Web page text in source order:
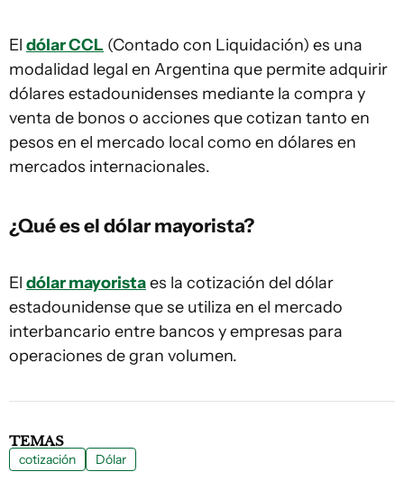
El dólar CCL (Contado con Liquidación) es una
modalidad legal en Argentina que permite adquirir
dólares estadounidenses mediante la compra y
venta de bonos o acciones que cotizan tanto en
pesos en el mercado local como en dólares en
mercados internacionales.
¿Qué es el dólar mayorista?
El dólar mayoristaes la cotización del dólar
estadounidense que se utiliza en el mercado
interbancario entre bancos y empresas para
operaciones de gran volumen.
TEMAS
cotización Dólar